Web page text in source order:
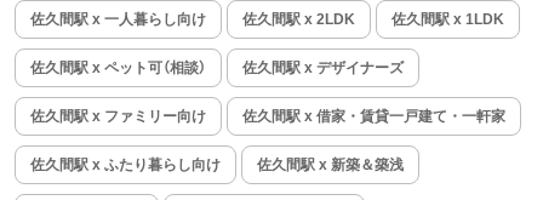
佐久間駅 x 一人暮らし向け 佐久間駅 x 2LDK 佐久間駅 x 1LDK
佐久間駅 x ペット可（相談） 佐久間駅 x デザイナーズ
佐久間駅 x ファミリー向け 佐久間駅 x 借家・賃貸一戸建て・一軒家
佐久間駅 x ふたり暮らし向け 佐久間駅 x 新築＆築浅